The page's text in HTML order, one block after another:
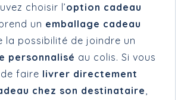
choisir l’option cadeau
un emballage cadeau
la possibilité de joindre un
personnalisé au colis. Si vous
faire livrer directement
chez son destinataire